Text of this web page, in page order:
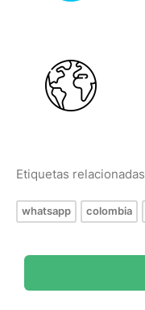
Etiquetas relacionadas
whatsapp colombia